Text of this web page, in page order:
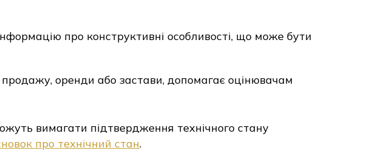
про конструктивні особливості, що може бути
оренди або застави, допомагає оцінювачам
вимагати підтвердження технічного стану
про технічний стан.